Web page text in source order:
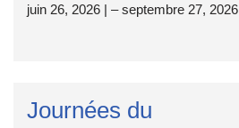
juin 26, 2026 | –septembre 27, 2026
Journées du